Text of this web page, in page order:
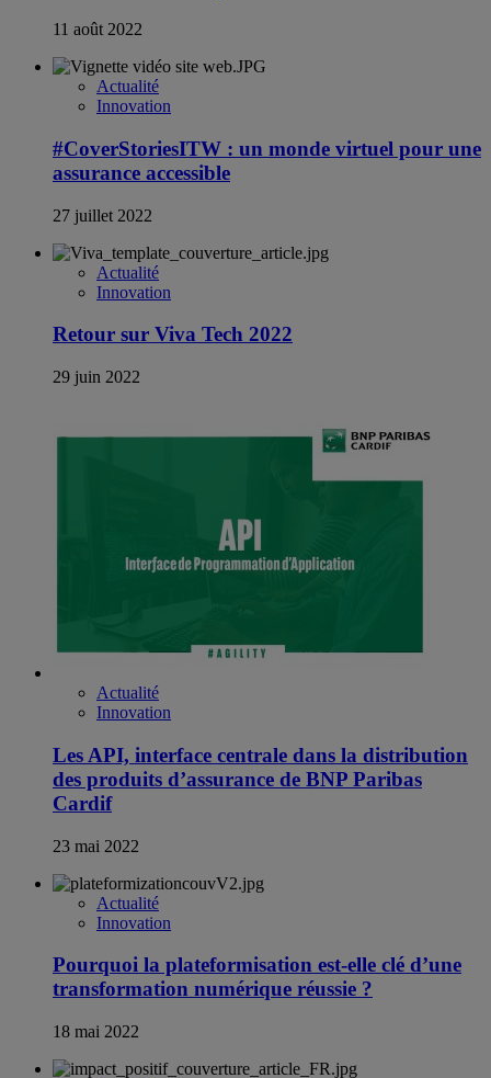
11 août 2022
Actualité
Innovation
#CoverStoriesITW : un monde virtuel pour une
assurance accessible
27 juillet 2022
Actualité
Innovation
Retour sur Viva Tech 2022
29 juin 2022
Actualité
Innovation
Les API, interface centrale dans la distribution
des produits d’assurance de BNP Paribas
Cardif
23 mai 2022
Actualité
Innovation
Pourquoi la plateformisation est-elle clé d’une
transformation numérique réussie ?
18 mai 2022